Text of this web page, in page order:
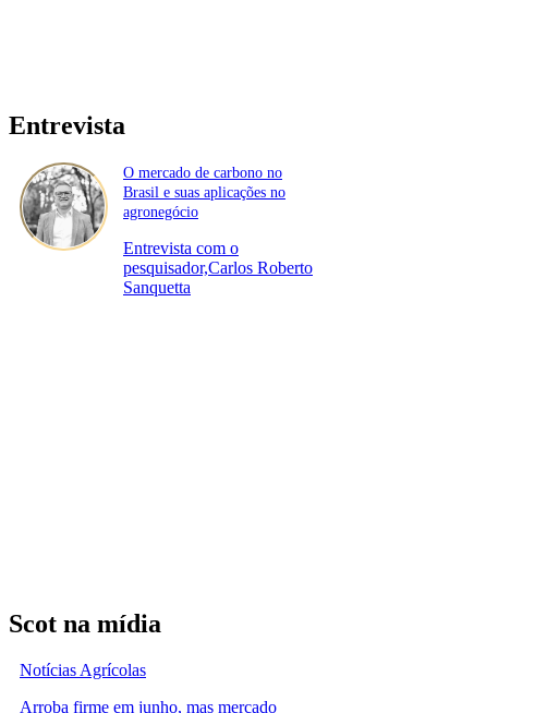
Entrevista
O mercado de carbono no
Brasil e suas aplicações no
agronegócio
Entrevista com o
pesquisador,Carlos Roberto
Sanquetta
Scot na mídia
Notícias Agrícolas
Arroba firme em junho, mas mercado